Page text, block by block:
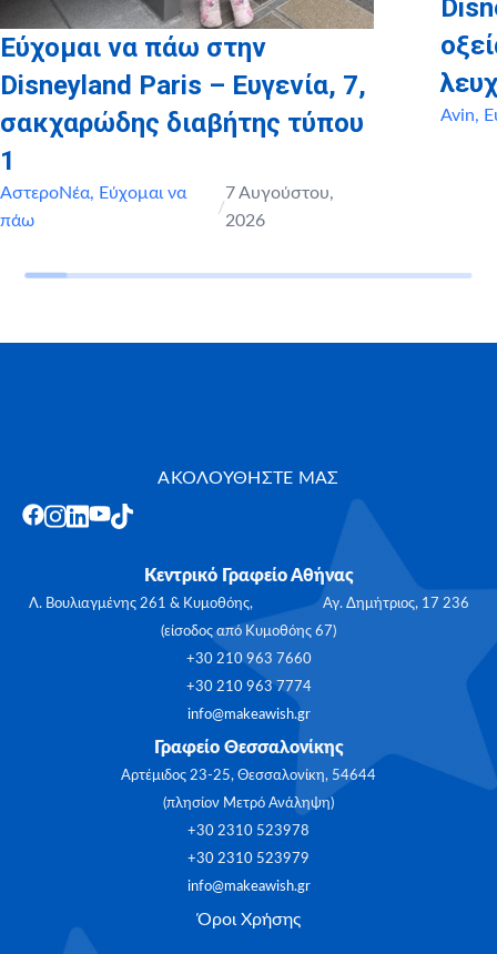
Εύχομαι να πάω στην
Disneyland Paris – Ευγενία, 7,
σακχαρώδης διαβήτης τύπου
1
ΑστεροΝέα, Εύχομαι να
πάω
/
7 Αυγούστου,
2026
Avin,
ΑΚΟΛΟΥΘΗΣΤΕ ΜΑΣ
Κεντρικό Γραφείο Αθήνας
Λ. Βουλιαγμένης 261 & Κυμοθόης, Αγ. Δημήτριος, 17 236
(είσοδος από Κυμοθόης 67)
+30 210 963 7660
+30 210 963 7774
info@makeawish.gr
Γραφείο Θεσσαλονίκης
Αρτέμιδος 23-25, Θεσσαλονίκη, 54644
(πλησίον Μετρό Ανάληψη)
+30 2310 523978
+30 2310 523979
info@makeawish.gr
Όροι Χρήσης